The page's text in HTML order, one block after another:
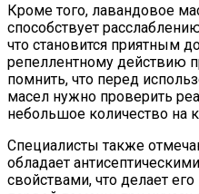
Кроме того, лавандовое
способствует
что становится приятным
репеллентному действию
помнить, что перед
масел нужно проверить
небольшое количество на
Специалисты также
обладает
свойствами, что делает